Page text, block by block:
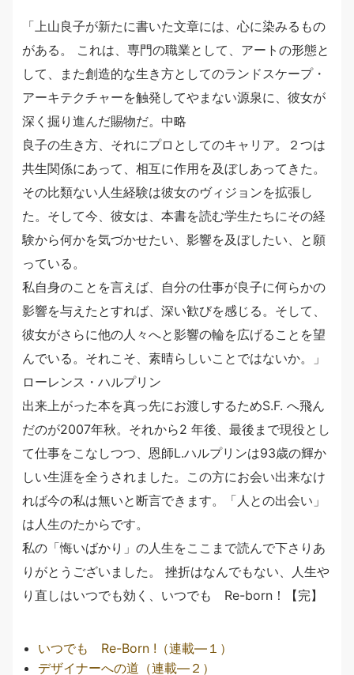
「上山良子が新たに書いた文章には、心に染みるもの
がある。 これは、専門の職業として、アートの形態と
して、また創造的な生き方としてのランドスケープ・
アーキテクチャーを触発してやまない源泉に、彼女が
深く掘り進んだ賜物だ。中略
良子の生き方、それにプロとしてのキャリア。２つは
共生関係にあって、相互に作用を及ぼしあってきた。
その比類ない人生経験は彼女のヴィジョンを拡張し
た。そして今、彼女は、本書を読む学生たちにその経
験から何かを気づかせたい、影響を及ぼしたい、と願
っている。
私自身のことを言えば、自分の仕事が良子に何らかの
影響を与えたとすれば、深い歓びを感じる。そして、
彼女がさらに他の人々へと影響の輪を広げることを望
んでいる。それこそ、素晴らしいことではないか。」
ローレンス・ハルプリン
出来上がった本を真っ先にお渡しするためS.F. へ飛ん
だのが2007年秋。それから2 年後、最後まで現役とし
て仕事をこなしつつ、恩師L.ハルプリンは93歳の輝か
しい生涯を全うされました。この方にお会い出来なけ
れば今の私は無いと断言できます。「人との出会い」
は人生のたからです。
私の「悔いばかり」の人生をここまで読んで下さりあ
りがとうございました。 挫折はなんでもない、人生や
り直しはいつでも効く、いつでも Re-born！【完】
いつでも Re-Born !（連載―１）
デザイナーへの道（連載―２）